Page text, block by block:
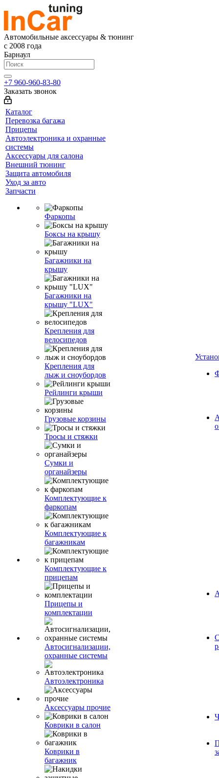
Автомобильные аксессуары & тюнинг
с 2008 года
Барнаул
+7 960-960-83-80
Заказать звонок
Каталог
Перевозка багажа
Прицепы
Автоэлектроника и охранные
системы
Аксессуары для салона
Внешний тюнинг
Защита автомобиля
Уход за авто
Запчасти
Фаркопы
Боксы на крышу
Багажники на
крышу
Багажники на
крышу "LUX"
Крепления для
велосипедов
Крепления для
лыж и сноубордов
Рейлинги крыши
Грузовые корзины
Тросы и стяжки
Сумки и
органайзеры
Комплектующие к
фаркопам
Комплектующие к
багажникам
Комплектующие к
прицепам
Прицепы и
комплектации
Автосигнализации,
охранные системы
Автоэлектроника
Аксессуары прочие
Коврики в салон
Коврики в
багажник